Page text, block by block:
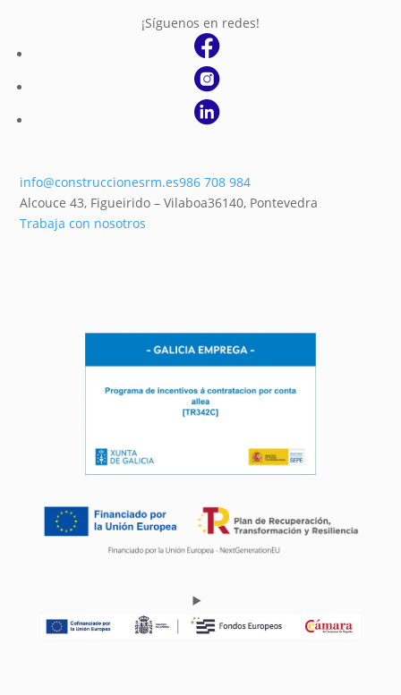
¡Síguenos en redes!
info@construccionesrm.es986 708 984
Alcouce 43, Figueirido – Vilaboa36140, Pontevedra
Trabaja con nosotros